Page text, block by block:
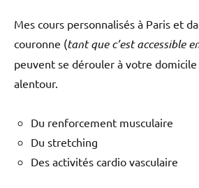
Mes cours personnalisés à Paris et
couronne (tant que c’est accessible
peuvent se dérouler à votre domicile
alentour.
Du renforcement musculaire
Du stretching
Des activités cardio vasculaire